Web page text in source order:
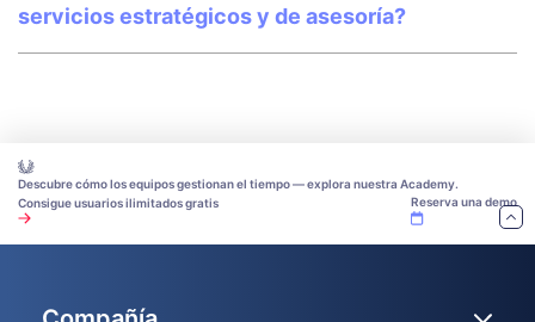
servicios estratégicos y de asesoría?
Descubre cómo los equipos gestionan el tiempo — explora nuestra Academy.
Consigue usuarios ilimitados gratis
Reserva una demo